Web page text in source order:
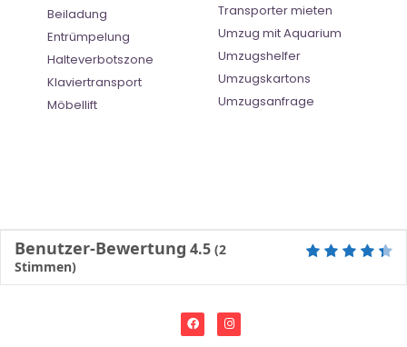
Beiladung
Entrümpelung
Halteverbotszone
Klaviertransport
Möbellift
Transporter mieten
Umzug mit Aquarium
Umzugshelfer
Umzugskartons
Umzugsanfrage
Benutzer-Bewertung 4.5 (2
Stimmen)